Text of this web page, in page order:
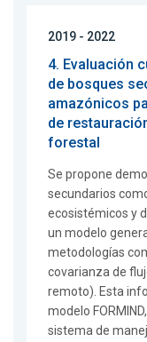
2019 - 2022
4. Evaluación
de bosques
amazónicos
de
forestal
Se propone
secundarios
ecosistémicos y
un modelo
metodologías
covarianza de
remoto). Esta
modelo
sistema de